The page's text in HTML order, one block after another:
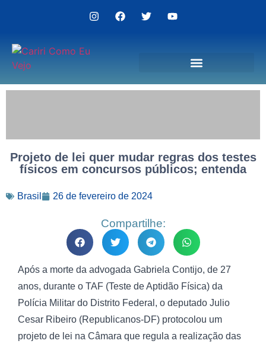
Projeto de lei quer mudar regras dos testes
físicos em concursos públicos; entenda
Brasil 26 de fevereiro de 2024
Compartilhe:
Após a morte da advogada Gabriela Contijo, de 27
anos, durante o TAF (Teste de Aptidão Física) da
Polícia Militar do Distrito Federal, o deputado Julio
Cesar Ribeiro (Republicanos-DF) protocolou um
projeto de lei na Câmara que regula a realização das